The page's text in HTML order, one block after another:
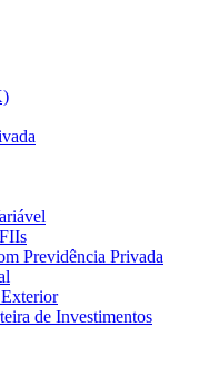
Previdência Privada
de Investimentos